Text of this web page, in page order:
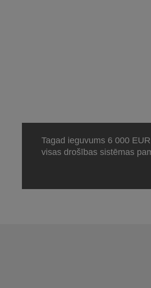
Tagad ieguvums 6 000
visas drošības sistēmas